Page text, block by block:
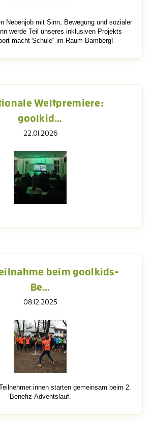
Nebenjob mit Sinn, Bewegung und sozialer
werde Teil unseres inklusiven Projekts
macht Schule“ im Raum Bamberg!
Weltpremiere:
goolkid…
22.01.2026
beim goolkids-
Be…
08.12.2025
starten gemeinsam beim 2.
Benefiz-Adventslauf.